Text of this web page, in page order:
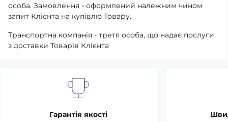
особа. Замовлення - оформлений належним чином
запит Клієнта на купівлю Товару.
Транспортна компанія - третя особа, що надає послуги
з доставки Товарів Клієнта
Гарантія якості